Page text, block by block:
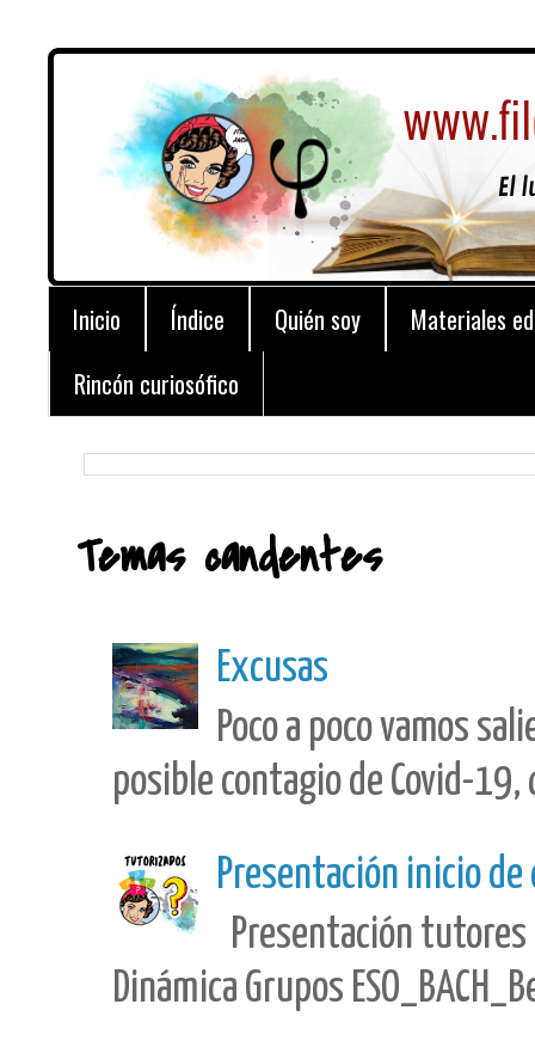
Inicio Índice Quién soy
Materiales
Rincón curiosófico
Temas candentes
Excusas
Poco a poco vamos
posible contagio de Covid-
Presentación inicio de
Presentación
Dinámica Grupos